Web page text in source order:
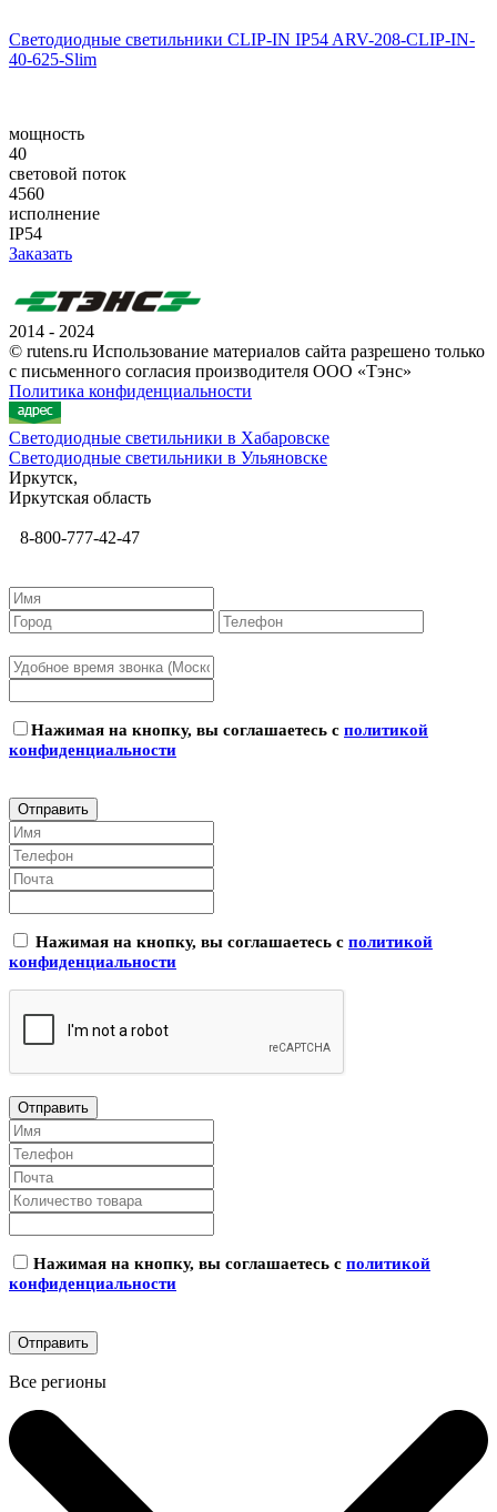
Светодиодные светильники CLIP-IN IP54 ARV-208-CLIP-IN-
40-625-Slim
мощность
40
световой поток
4560
исполнение
IP54
Заказать
2014 - 2024
© rutens.ru Использование материалов сайта разрешено только
с письменного согласия производителя ООО «Тэнс»
Политика конфиденциальности
Светодиодные светильники в Хабаровске
Светодиодные светильники в Ульяновске
Иркутск,
Иркутская область
8-800-777-42-47
Нажимая на кнопку, вы соглашаетесь с политикой
конфиденциальности
Нажимая на кнопку, вы соглашаетесь с политикой
конфиденциальности
Нажимая на кнопку, вы соглашаетесь с политикой
конфиденциальности
Все регионы